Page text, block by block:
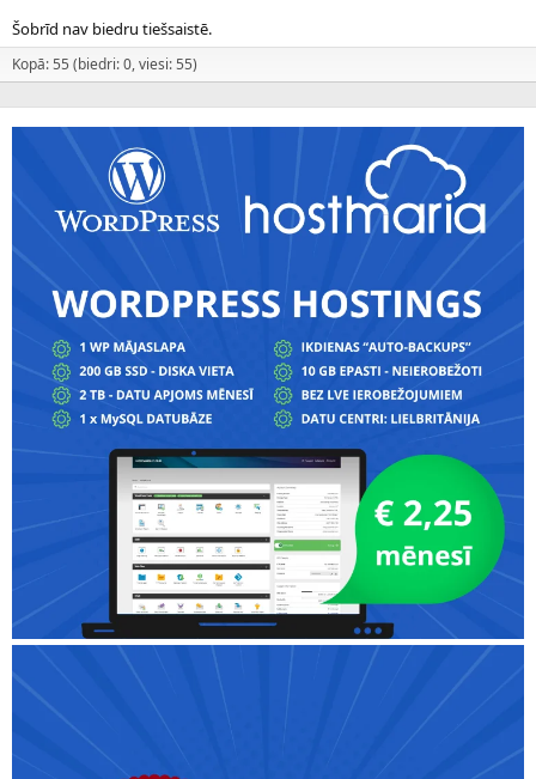
Šobrīd nav biedru tiešsaistē.
Kopā: 55 (biedri: 0, viesi: 55)